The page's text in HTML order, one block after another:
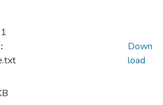
Down
load